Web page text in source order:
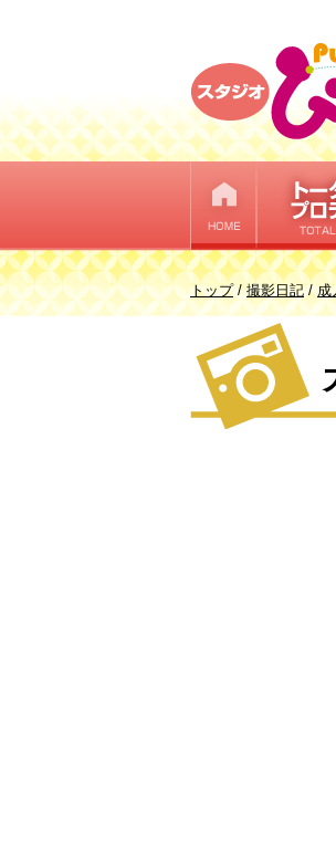
現
在
位
置：
トップ/撮影日記/成